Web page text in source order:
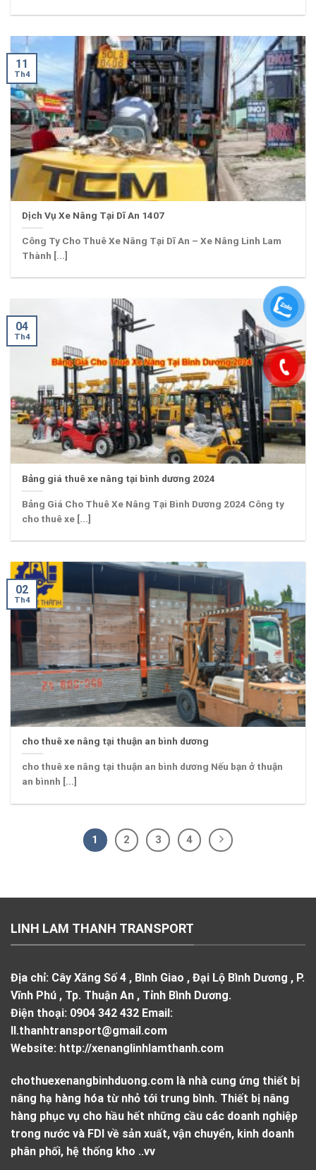
Dịch Vụ Xe Nâng Tại Dĩ An 1407
Công Ty Cho Thuê Xe Nâng Tại Dĩ An – Xe Nâng Linh Lam
Thành [...]
11
Th4
Bảng giá thuê xe nâng tại bình dương 2024
Bảng Giá Cho Thuê Xe Nâng Tại Bình Dương 2024 Công ty
cho thuê xe [...]
04
Th4
cho thuê xe nâng tại thuận an bình dương
cho thuê xe nâng tại thuận an bình dương Nếu bạn ở thuận
an bìnnh [...]
02
Th4
1 2 3 4
LINH LAM THANH TRANSPORT
Địa chỉ: Cây Xăng Số 4 , Bình Giao , Đại Lộ Bình Dương , P.
Vĩnh Phú , Tp. Thuận An , Tỉnh Bình Dương.
Điện thoại: 0904 342 432 Email:
ll.thanhtransport@gmail.com
Website: http://xenanglinhlamthanh.com
chothuexenangbinhduong.com là nhà cung ứng thiết bị
nâng hạ hàng hóa từ nhỏ tới trung bình. Thiết bị nâng
hàng phục vụ cho hầu hết những cầu các doanh nghiệp
trong nước và FDI về sản xuất, vận chuyển, kinh doanh
phân phối, hệ thống kho ..vv